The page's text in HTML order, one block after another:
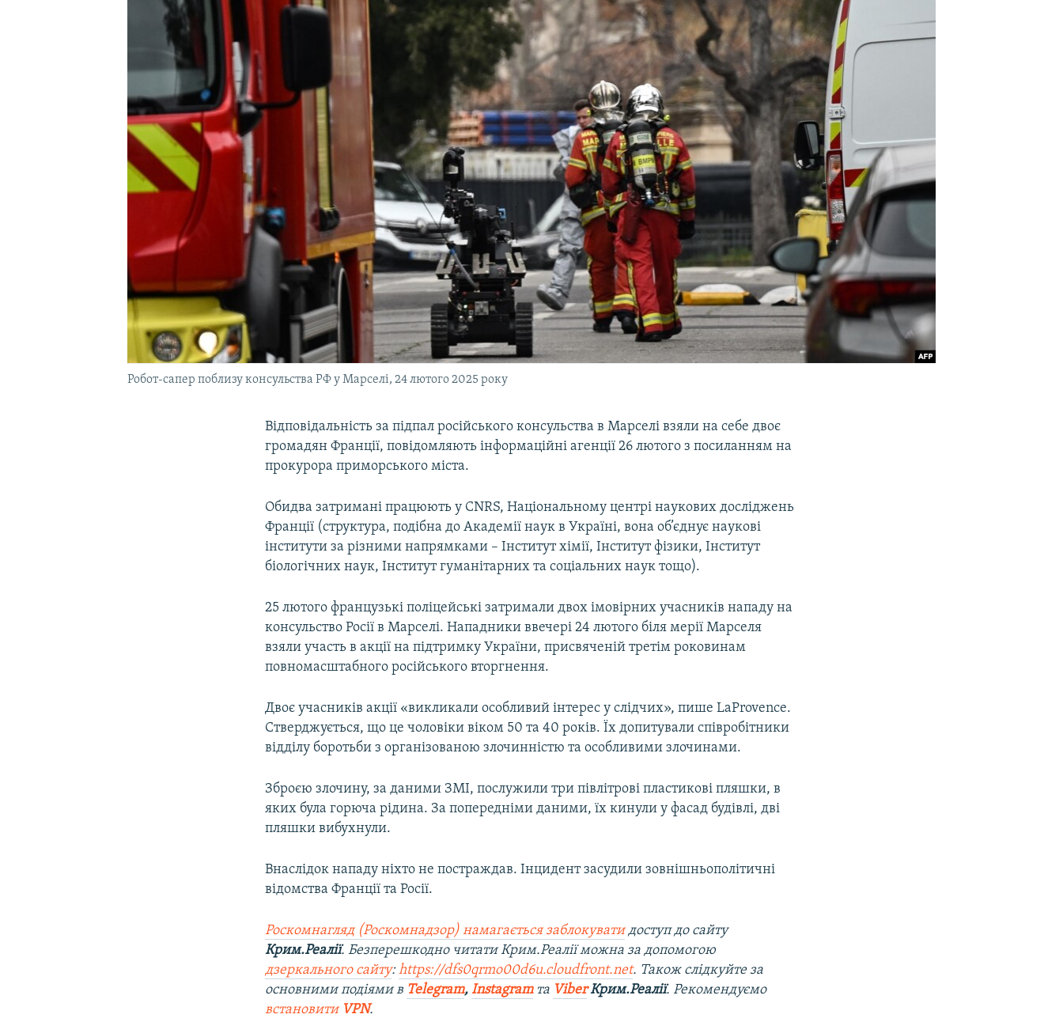
Робот-сапер поблизу консульства РФ у Марселі, 24 лютого 2025 року
Відповідальність за підпал російського консульства в Марселі взяли на себе двоє
громадян Франції, повідомляють інформаційні агенції 26 лютого з посиланням на
прокурора приморського міста.
Обидва затримані працюють у CNRS, Національному центрі наукових досліджень
Франції (структура, подібна до Академії наук в Україні, вона об’єднує наукові
інститути за різними напрямками – Інститут хімії, Інститут фізики, Інститут
біологічних наук, Інститут гуманітарних та соціальних наук тощо).
25 лютого французькі поліцейські затримали двох імовірних учасників нападу на
консульство Росії в Марселі. Нападники ввечері 24 лютого біля мерії Марселя
взяли участь в акції на підтримку України, присвяченій третім роковинам
повномасштабного російського вторгнення.
Двоє учасників акції «викликали особливий інтерес у слідчих», пише LaProvence.
Стверджується, що це чоловіки віком 50 та 40 років. Їх допитували співробітники
відділу боротьби з організованою злочинністю та особливими злочинами.
Зброєю злочину, за даними ЗМІ, послужили три півлітрові пластикові пляшки, в
яких була горюча рідина. За попередніми даними, їх кинули у фасад будівлі, дві
пляшки вибухнули.
Внаслідок нападу ніхто не постраждав. Інцидент засудили зовнішньополітичні
відомства Франції та Росії.
Роскомнагляд (Роскомнадзор) намагається заблокуватидоступ до сайту
Крим.Реалії. Безперешкодно читати Крим.Реалії можна за допомогою
дзеркального сайту:https://dfs0qrmo00d6u.cloudfront.net. Також слідкуйте за
основними подіями в Telegram,Instagramта ViberКрим.Реалії. Рекомендуємо
встановити VPN.